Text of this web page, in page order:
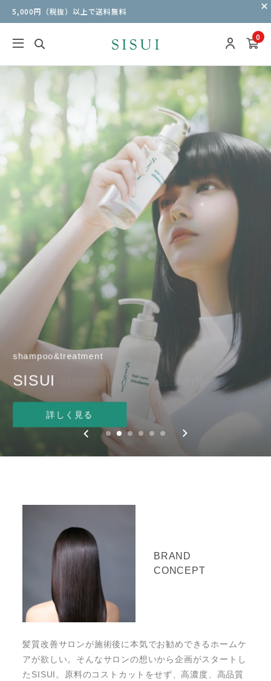
5,000円（税抜）以上で送料無料
0
NEW ITEM
SISUI shampoo&treatment
詳しく見る
shampoo&treatment
SISUI
shampoo&treatment
SISUI
詳しく見る
SISUI repair mist
詳しく見る
SISUI repair oil
詳しく見る
BRAND
CONCEPT
髪質改善サロンが施術後に本気でお勧めできるホームケ
アが欲しい。そんなサロンの想いから企画がスタートし
たSISUI。原料のコストカットをせず、高濃度、高品質